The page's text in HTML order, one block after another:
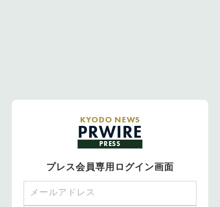
KYODO NEWS
PRWIRE
PRESS
プレス会員専用ログイン画面